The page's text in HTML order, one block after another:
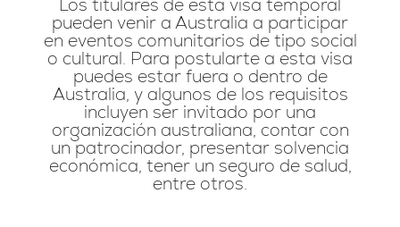
Los titulares de esta visa temporal
pueden venir a Australia a participar
en eventos comunitarios de tipo social
o cultural. Para postularte a esta visa
puedes estar fuera o dentro de
Australia, y algunos de los requisitos
incluyen ser invitado por una
organización australiana, contar con
un patrocinador, presentar solvencia
económica, tener un seguro de salud,
entre otros.